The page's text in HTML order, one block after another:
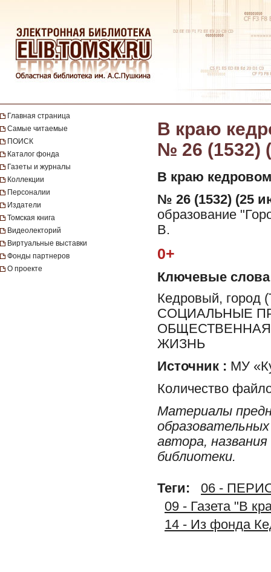
Главная страница
Самые читаемые
ПОИСК
Каталог фонда
Газеты и журналы
Коллекции
Персоналии
Издатели
Томская книга
Видеолекторий
Виртуальные выставки
Фонды партнеров
О проекте
В краю
№ 26 (1532)
В краю
№ 26 (1532) (25
образование
В.
0+
Ключевые слова
Кедровый,
СОЦИАЛЬНЫЕ
ЖИЗНЬ
Источник : МУ
Количество
Материалы
автора,
библиотеки.
Теги:
06 -
09 - Газета "В
14 - Из фонда